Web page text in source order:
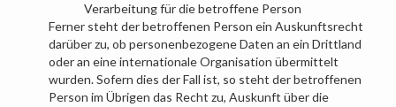
Verarbeitung für die betroffene Person
Ferner steht der betroffenen Person ein Auskunftsrecht
darüber zu, ob personenbezogene Daten an ein Drittland
oder an eine internationale Organisation übermittelt
wurden. Sofern dies der Fall ist, so steht der betroffenen
Person im Übrigen das Recht zu, Auskunft über die